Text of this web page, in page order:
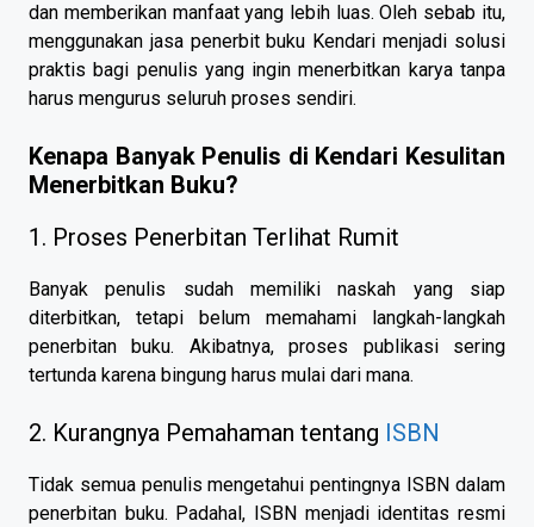
dan memberikan manfaat yang lebih luas. Oleh sebab itu,
menggunakan jasa penerbit buku Kendari menjadi solusi
praktis bagi penulis yang ingin menerbitkan karya tanpa
harus mengurus seluruh proses sendiri.
Kenapa Banyak Penulis di Kendari Kesulitan
Menerbitkan Buku?
1. Proses Penerbitan Terlihat Rumit
Banyak penulis sudah memiliki naskah yang siap
diterbitkan, tetapi belum memahami langkah-langkah
penerbitan buku. Akibatnya, proses publikasi sering
tertunda karena bingung harus mulai dari mana.
2. Kurangnya Pemahaman tentang ISBN
Tidak semua penulis mengetahui pentingnya ISBN dalam
penerbitan buku. Padahal, ISBN menjadi identitas resmi